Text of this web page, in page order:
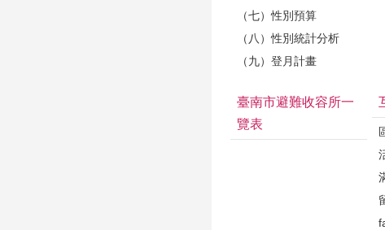
（七）性別預算
（八）性別統計分析
（九）登月計畫
臺南市避難收容所一
覽表